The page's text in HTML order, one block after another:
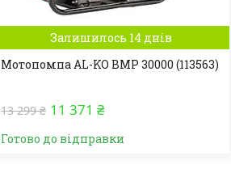
Залишилось 14 днів
Мотопомпа AL-KO BMP 30000 (113563)
13 299 ₴ 11 371 ₴
Готово до відправки